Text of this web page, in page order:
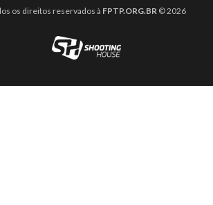
os direitos reservados à FPTP.ORG.BR© 2026